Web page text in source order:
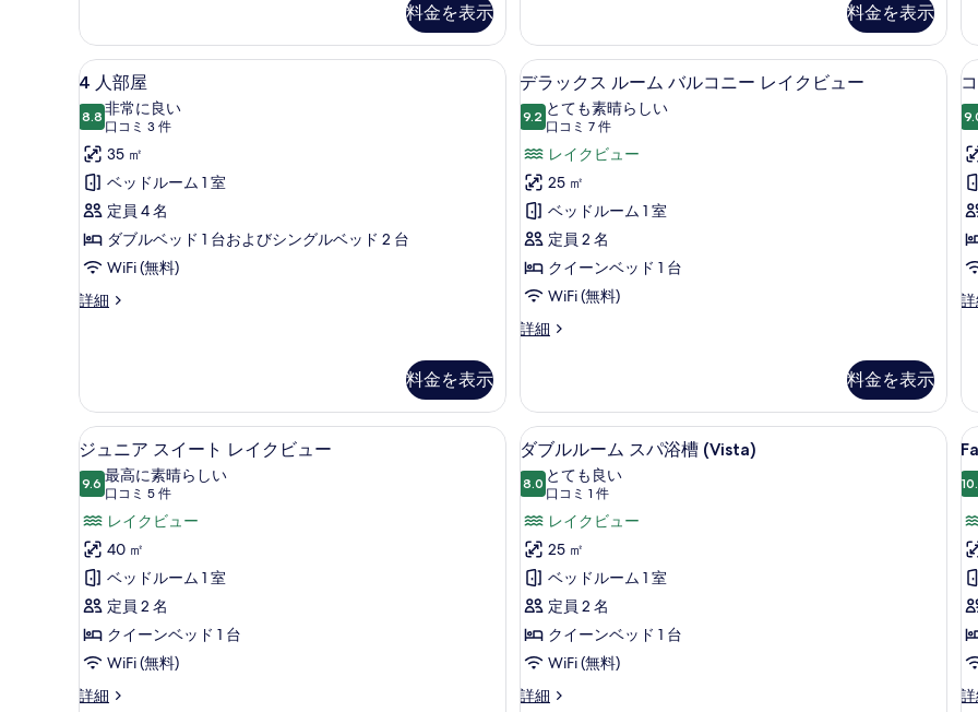
ツ
イ
ン
ル
ー
ム
の
す
べ
て
を
表
示
す
る
ブ
ル
ま
た
は
イ
ン
ル
ー
ム
の
詳
細
料金を表示
ル
レ
イ
ク
ビ
ュ
ー
の
す
べ
て
真
を
表
示
す
る
ア
ル
ー
パ
シ
ャ
ル
レ
イ
ビ
ュ
の
料金を表示
真
ル
ー
ム
の
詳
細
4
人
部
屋
の
す
べ
て
の
表
示
す
る
4 人部屋 | ミニバー、セーフティボックス (室内)、デスク、ノートパソコン用作業スペース
20
4 人部屋
8.810 点中 8.8
非常に良い
口コミ 3 件
(口
コ
ミ
3
件)
35 ㎡
ベッドルーム 1 室
定員 4 名
ダブルベッド 1 台およびシングルベッド 2 台
WiFi (無料)
詳細
4
詳
細
料金を表示
デ
ラ
ッ
ク
ス
ル
ー
ム
バ
ル
ー
レ
イ
ク
ビ
ュ
ー
の
す
べ
て
デラックス ルーム バルコニー レイ
22
デラックス ルーム バルコニー レイクビュー
9.210 点中 9.2
とても素晴らしい
口コミ 7 件
(口
コ
ミ
件)
レイクビュー
25 ㎡
ベッドルーム 1 室
定員 2 名
クイーンベッド 1 台
WiFi (無料)
詳細
デ
ス
ル
ー
ム
バ
コ
ニ
ー
レ
イ
ビ
ュ
の
料金を表示
コ
館
コ
ト
ダ
ブ
ル
ル
ー
ム
館
の
詳
細
ジ
ュ
ニ
ア
ス
イ
ー
ト
レ
イ
ジュニア スイート レイクビュー | 部屋からの景観
10
ジュニア スイート レイクビュー
9.610 点中 9.6
最高に素晴らしい
口コミ 5 件
(口
コ
ミ
件)
レイクビュー
40 ㎡
ベッドルーム 1 室
定員 2 名
クイーンベッド 1 台
WiFi (無料)
詳細
ジ
ダ
ブ
ル
ル
ー
ム
ス
パ
浴
槽
ダブルルーム スパ浴槽 (Vista) | 部屋か
11
ダブルルーム スパ浴槽 (Vista)
8.010 点中 8.0
とても良い
口コミ 1 件
(口
コ
ミ
件)
レイクビュー
25 ㎡
ベッドルーム 1 室
定員 2 名
クイーンベッド 1 台
WiFi (無料)
詳細
ダ